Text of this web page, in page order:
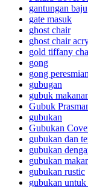
gantungan baju
gate masuk
ghost chair
ghost chair
gold tiffany
gong
gong peresmian
gubugan
gubuk
Gubuk
gubukan
Gubukan
gubukan dan
gubukan
gubukan
gubukan rustic
gubukan untuk